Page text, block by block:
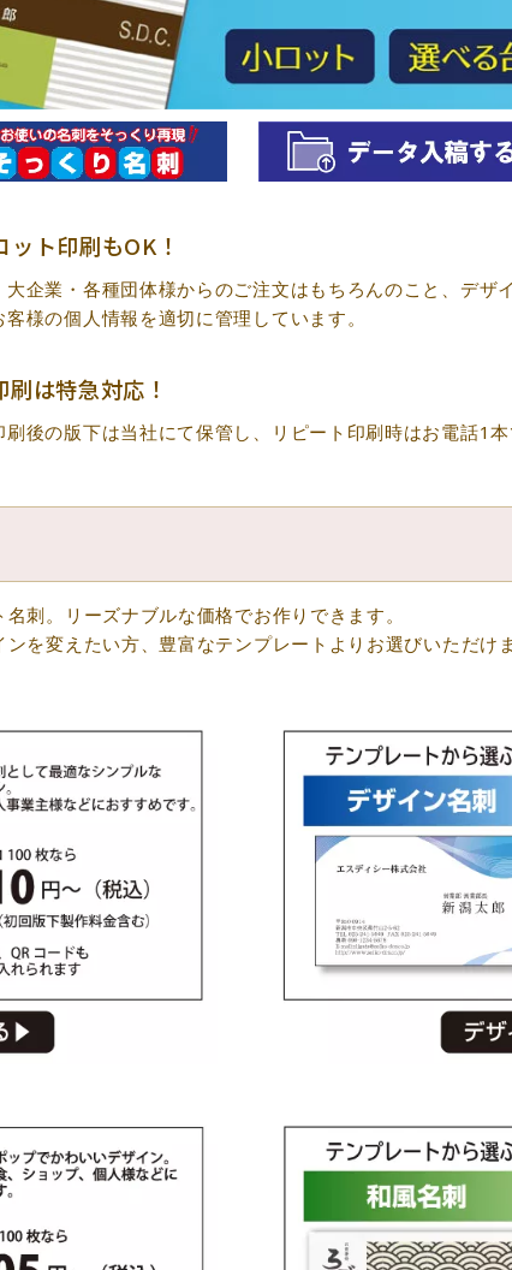
ト印刷もOK！
企業・各種団体様からのご注文はもちろんのこと、デザ
様の個人情報を適切に管理しています。
は特急対応！
後の版下は当社にて保管し、リピート印刷時はお電話1
刺。リーズナブルな価格でお作りできます。
を変えたい方、豊富なテンプレートよりお選びいただけ